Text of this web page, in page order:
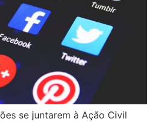
se juntarem à Ação Civil